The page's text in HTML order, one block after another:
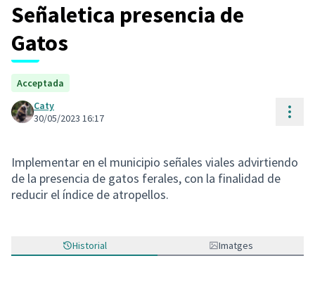
Señaletica presencia de
Gatos
Acceptada
Caty
30/05/2023 16:17
Implementar en el municipio señales viales advirtiendo
de la presencia de gatos ferales, con la finalidad de
reducir el índice de atropellos.
Historial Imatges